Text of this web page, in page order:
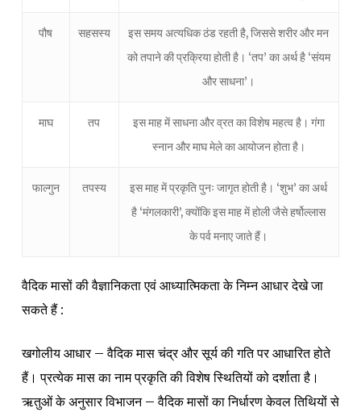
पौष सहसस्य
इस समय अत्यधिक ठंड रहती है, जिससे शरीर और मन
को तपाने की प्रक्रिया होती है। ‘तप’ का अर्थ है ‘संयम
और साधना’।
माघ तप
इस माह में साधना और व्रत का विशेष महत्व है। गंगा
स्नान और माघ मेले का आयोजन होता है।
फाल्गुन तपस्य
इस माह में प्रकृति पुनः जागृत होती है। ‘शुभ’ का अर्थ
है ‘मंगलकारी’, क्योंकि इस माह में होली जैसे हर्षोल्लास
के पर्व मनाए जाते हैं।
वैदिक मासों की वैज्ञानिकता एवं आध्यात्मिकता के निम्न आधार देखे जा
सकते हैं :
खगोलीय आधार – वैदिक मास चंद्र और सूर्य की गति पर आधारित होते
हैं। प्रत्येक मास का नाम प्रकृति की विशेष स्थितियों को दर्शाता है।
ऋतुओं के अनुसार विभाजन – वैदिक मासों का निर्धारण केवल तिथियों से